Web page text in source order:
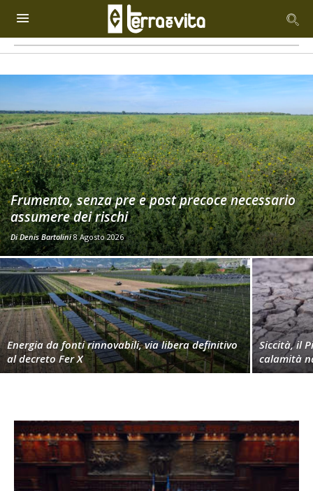
Frumento, senza pre e post precoce necessario
assumere dei rischi
DiDenis Bartolini 8 Agosto 2026
Energia da fonti rinnovabili, via libera definitivo
al decreto Fer X
Siccità, il
calamità